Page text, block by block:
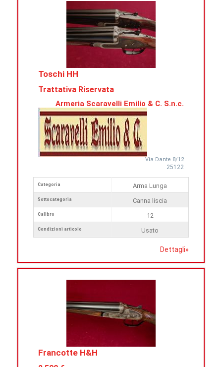
Toschi HH
Trattativa Riservata
Armeria Scaravelli Emilio & C. S.n.c.
Via Dante 8/12
25122
Categoria
Sottocategoria
Calibro
Condizioni articolo
Arma Lunga
Canna liscia
12
Usato
Dettagli»
Francotte H&H